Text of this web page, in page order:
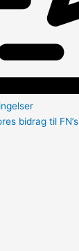
bidrag til FN’s